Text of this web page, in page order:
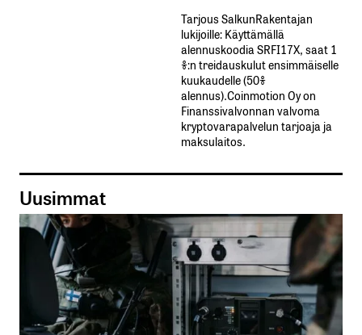
Tarjous SalkunRakentajan
lukijoille: Käyttämällä​ ​
alennuskoodia​ ​SRFI17X,​ ​saat​ ​1
%:n treidauskulut​ ​ensimmäiselle​ ​
kuukaudelle​ ​(50%​ ​
alennus).Coinmotion Oy on
Finanssivalvonnan valvoma
kryptovarapalvelun tarjoaja ja
maksulaitos.
Uusimmat